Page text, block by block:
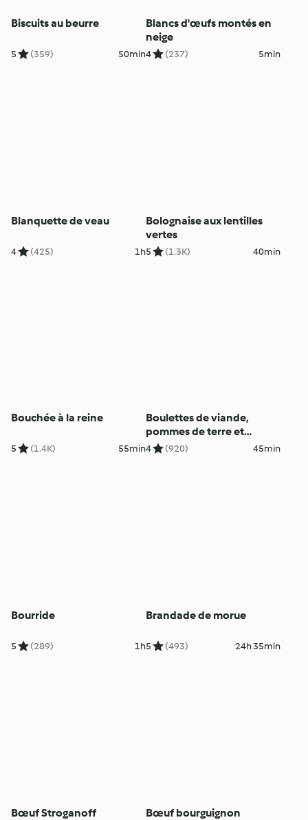
Biscuits au beurre
5 (359) 50min
Blancs d'œufs montés en
neige
4 (237) 5min
Blanquette de veau
4 (425) 1h
Bolognaise aux lentilles
vertes
5 (1.3K) 40min
Bouchée à la reine
5 (1.4K) 55min
Boulettes de viande,
pommes de terre et
poivrons à la sauce
4 (920) 45min
Bourride
5 (289) 1h
Brandade de morue
5 (493) 24h 35min
Bœuf Stroganoff Bœuf bourguignon